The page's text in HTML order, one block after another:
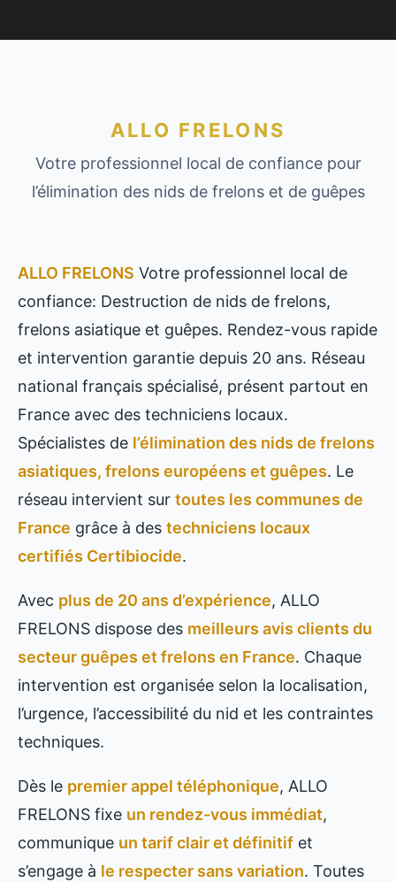
ALLO FRELONS
Votre professionnel local de confiance pour
l’élimination des nids de frelons et de guêpes
ALLO FRELONS Votre professionnel local de
confiance: Destruction de nids de frelons,
frelons asiatique et guêpes. Rendez-vous rapide
et intervention garantie depuis 20 ans. Réseau
national français spécialisé, présent partout en
France avec des techniciens locaux.
Spécialistes de l’élimination des nids de frelons
asiatiques, frelons européens et guêpes. Le
réseau intervient sur toutes les communes de
France grâce à des techniciens locaux
certifiés Certibiocide.
Avec plus de 20 ans d’expérience, ALLO
FRELONS dispose des meilleurs avis clients du
secteur guêpes et frelons en France. Chaque
intervention est organisée selon la localisation,
l’urgence, l’accessibilité du nid et les contraintes
techniques.
Dès le premier appel téléphonique, ALLO
FRELONS fixe un rendez-vous immédiat,
communique un tarif clair et définitif et
s’engage à le respecter sans variation. Toutes